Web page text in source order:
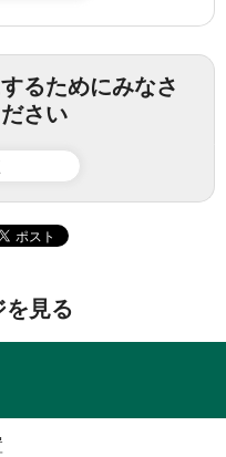
るためにみなさ
さい
を見る